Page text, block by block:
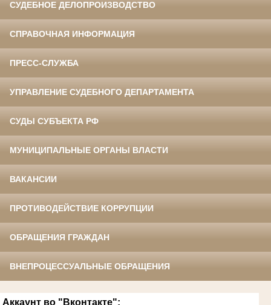
СУДЕБНОЕ ДЕЛОПРОИЗВОДСТВО
СПРАВОЧНАЯ ИНФОРМАЦИЯ
ПРЕСС-СЛУЖБА
УПРАВЛЕНИЕ СУДЕБНОГО ДЕПАРТАМЕНТА
СУДЫ СУБЪЕКТА РФ
МУНИЦИПАЛЬНЫЕ ОРГАНЫ ВЛАСТИ
ВАКАНСИИ
ПРОТИВОДЕЙСТВИЕ КОРРУПЦИИ
ОБРАЩЕНИЯ ГРАЖДАН
ВНЕПРОЦЕССУАЛЬНЫЕ ОБРАЩЕНИЯ
Аккаунт во "Вконтакте":